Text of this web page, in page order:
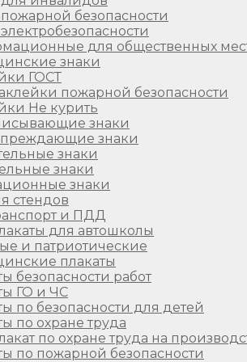
безопасности
для общественных
знаки
ГОСТ
пожарной безопасности
Не курить
знаки
знаки
знаки
знаки
знаки
стендов
и ПДД
для автошколы
и патриотические
плакаты
безопасности работ
ГО и ЧС
по безопасности для детей
по охране труда
по охране труда на
по пожарной безопасности